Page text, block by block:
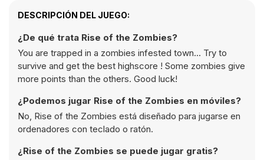
DESCRIPCIÓN DEL JUEGO:
¿De qué trata Rise of the Zombies?
You are trapped in a zombies infested town... Try to
survive and get the best highscore ! Some zombies give
more points than the others. Good luck!
¿Podemos jugar Rise of the Zombies en móviles?
No, Rise of the Zombies está diseñado para jugarse en
ordenadores con teclado o ratón.
¿Rise of the Zombies se puede jugar gratis?